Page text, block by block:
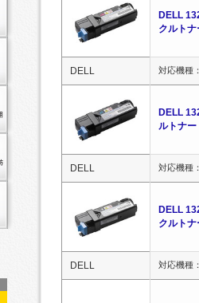
DELL
クルトナ
DELL 対応機種
DELL
ルトナー
DELL 対応機種
DELL
クルトナ
DELL 対応機種